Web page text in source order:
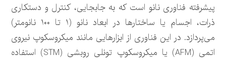
پیشرفته فناوری نانو است که به جابجایی، کنترل و دستکاری
ذرات، اجسام یا ساختارها در ابعاد نانو (۱ تا ۱۰۰ نانومتر)
می‌پردازد. در این فناوری از ابزارهایی مانند میکروسکوپ نیروی
اتمی (AFM) یا میکروسکوپ تونلی روبشی (STM) استفاده